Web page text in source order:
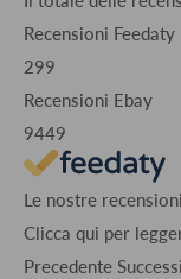
Recensioni Feedaty
299
Recensioni Ebay
9449
Le nostre
Clicca qui per
Precedente